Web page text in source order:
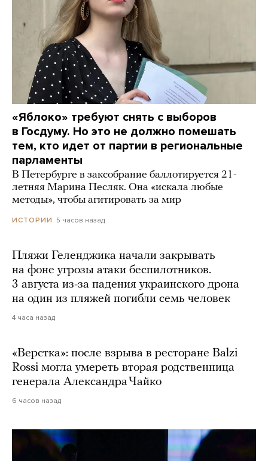
«Яблоко» требуют снять с выборов
в Госдуму. Но это не должно помешать
тем, кто идет от партии в региональные
парламенты
В Петербурге в заксобрание баллотируется 21-
летняя Марина Песляк. Она «искала любые
методы», чтобы агитировать за мир
ИСТОРИИ 5 часов назад
Пляжи Геленджика начали закрывать
на фоне угрозы атаки беспилотников.
3 августа из-за падения украинского дрона
на один из пляжей погибли семь человек
4 часа назад
«Верстка»: после взрыва в ресторане Balzi
Rossi могла умереть вторая родственница
генерала Александра Чайко
6 часов назад